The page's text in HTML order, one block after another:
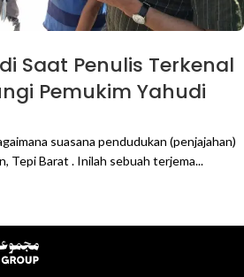
Saat Penulis Terkenal
Pemukim Yahudi
suasana pendudukan (penjajahan)
Tepi Barat . Inilah sebuah terjema...